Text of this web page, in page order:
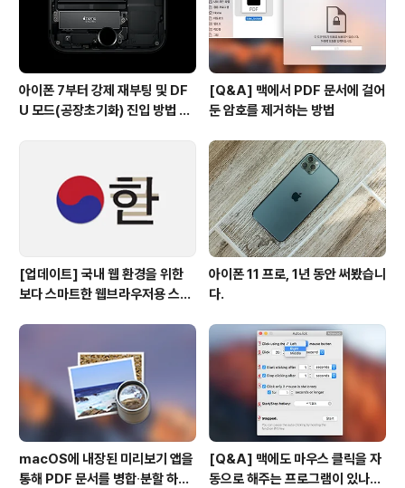
아이폰 7부터 강제 재부팅 및 DF
U 모드(공장초기화) 진입 방법 변
[Q&A] 맥에서 PDF 문서에 걸어
둔 암호를 제거하는 방법
[업데이트] 국내 웹 환경을 위한
보다 스마트한 웹브라우저용 스타
아이폰 11 프로, 1년 동안 써봤습니
다.
macOS에 내장된 미리보기 앱을
통해 PDF 문서를 병합∙분할 하는
[Q&A] 맥에도 마우스 클릭을 자
동으로 해주는 프로그램이 있나